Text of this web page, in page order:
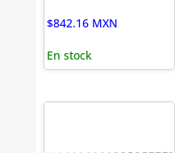
$842.16 MXN
En stock